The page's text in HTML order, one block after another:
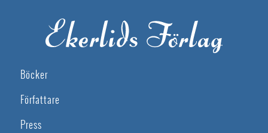
Böcker
Författare
Press